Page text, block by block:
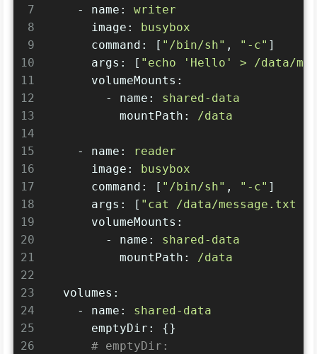
7
8
9
10
11
12
13
14
15
16
17
18
19
20
21
22
23
24
25
26
-
name:
writer
image:
busybox
command:
[ "/bin/sh" , "-c" ]
args:
[ "echo 'Hello' > /data/
volumeMounts:
-
name:
shared-data
mountPath:
/data
- name:
reader
image:
busybox
command:
[ "/bin/sh" , "-c" ]
args:
[ "cat /data/message.txt
volumeMounts:
-
name:
shared-data
mountPath:
/data
volumes:
-
name:
shared-data
emptyDir:
{}
# emptyDir: